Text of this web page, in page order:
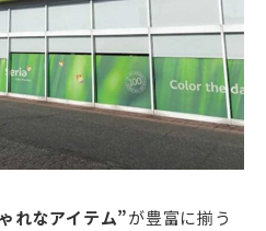
れなアイテム”が豊富に揃う